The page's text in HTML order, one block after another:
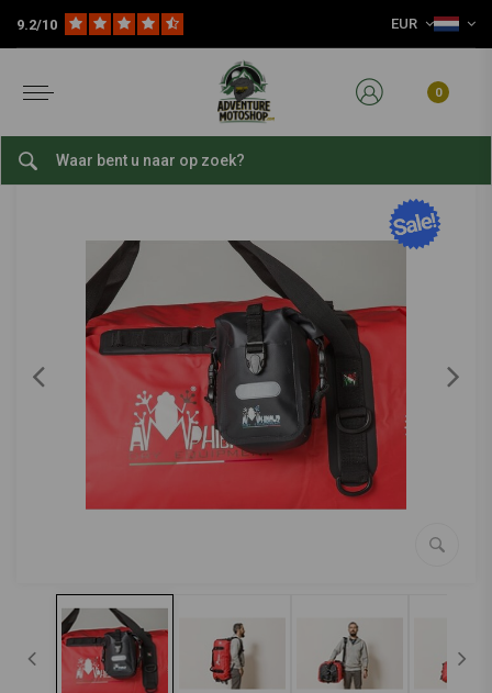
9.2/10 EUR
0
Reis Accessoires Overige Tassen Cargo Plunjezak 100 L | (Kies een Kleur)
bekijk alles van Amphibious
Cargo Plunjezak 100 L | (Kies een Kleur)